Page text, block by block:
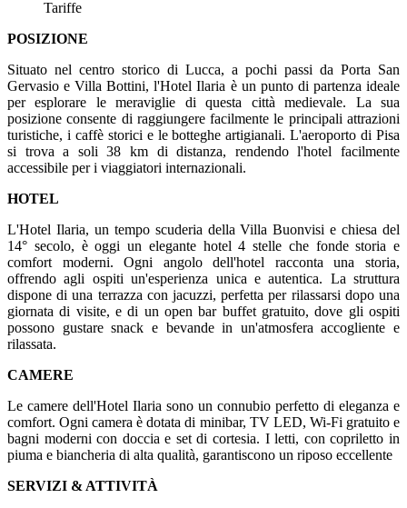
Tariffe
POSIZIONE
Situato nel centro storico di Lucca, a pochi passi da Porta San
Gervasio e Villa Bottini, l'Hotel Ilaria è un punto di partenza ideale
per esplorare le meraviglie di questa città medievale. La sua
posizione consente di raggiungere facilmente le principali attrazioni
turistiche, i caffè storici e le botteghe artigianali. L'aeroporto di Pisa
si trova a soli 38 km di distanza, rendendo l'hotel facilmente
accessibile per i viaggiatori internazionali.
HOTEL
L'Hotel Ilaria, un tempo scuderia della Villa Buonvisi e chiesa del
14° secolo, è oggi un elegante hotel 4 stelle che fonde storia e
comfort moderni. Ogni angolo dell'hotel racconta una storia,
offrendo agli ospiti un'esperienza unica e autentica. La struttura
dispone di una terrazza con jacuzzi, perfetta per rilassarsi dopo una
giornata di visite, e di un open bar buffet gratuito, dove gli ospiti
possono gustare snack e bevande in un'atmosfera accogliente e
rilassata.
CAMERE
Le camere dell'Hotel Ilaria sono un connubio perfetto di eleganza e
comfort. Ogni camera è dotata di minibar, TV LED, Wi-Fi gratuito e
bagni moderni con doccia e set di cortesia. I letti, con copriletto in
piuma e biancheria di alta qualità, garantiscono un riposo eccellente
SERVIZI & ATTIVITÀ